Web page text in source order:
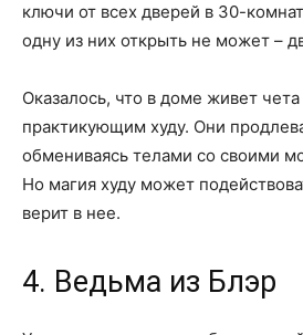
ключи от всех дверей в 30-
одну из них открыть не может –
Оказалось, что в доме живет
практикующим худу. Они
обмениваясь телами со своими
Но магия худу может
верит в нее.
4. Ведьма из Блэр